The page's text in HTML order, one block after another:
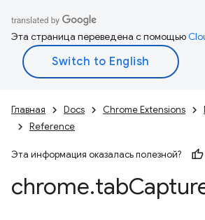
Эта страница переведена с помощью
Главная Docs Chrome Extensions
Reference
Эта информация оказалась полезной?
chrome.tab